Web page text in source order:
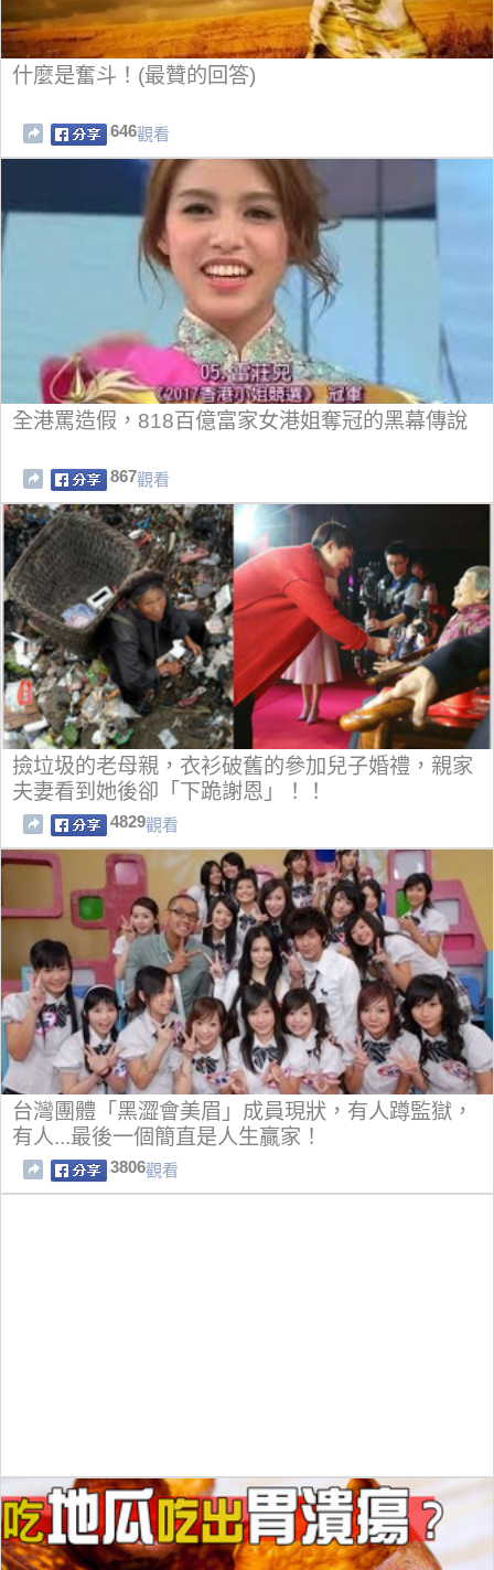
什麼是奮斗！(最贊的回答)
646觀看
全港罵造假，818百億富家女港姐奪冠的黑幕傳說
867觀看
撿垃圾的老母親，衣衫破舊的參加兒子婚禮，親家
夫妻看到她後卻「下跪謝恩」！！
4829觀看
台灣團體「黑澀會美眉」成員現狀，有人蹲監獄，
有人...最後一個簡直是人生贏家！
3806觀看